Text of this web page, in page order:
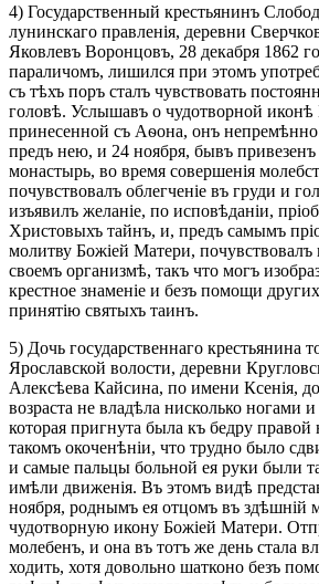
4) Государственный крестьянинъ
лунинскаго правленія, деревни
Яковлевъ Воронцовъ, 28 декабря 1862
параличомъ, лишился при этомъ
съ тѣхъ поръ сталъ чувствовать
головѣ. Услышавъ о чудотворной
принесенной съ Аѳона, онъ
предъ нею, и 24 ноября, бывъ привезенъ
монастырь, во время совершенія
почувствовалъ облегченіе въ груди и
изъявилъ желаніе, по исповѣданіи,
Христовыхъ тайнъ, и, предъ самымъ
молитву Божіей Матери, почувствовалъ
своемъ организмѣ, такъ что могъ
крестное знаменіе и безъ помощи
принятію святыхъ таинъ.
5) Дочь государственнаго крестьянина
Ярославской волости, деревни
Алексѣева Кайсина, по имени Ксенія,
возраста не владѣла нисколько ногами
которая пригнута была къ бедру правой
такомъ окоченѣніи, что трудно было
и самые пальцы больной ея руки были
имѣли движенія. Въ этомъ видѣ
ноября, роднымъ ея отцомъ въ здѣшній
чудотворную икону Божіей Матери.
молебенъ, и она въ тотъ же день стала
ходить, хотя довольно шатконо безъ